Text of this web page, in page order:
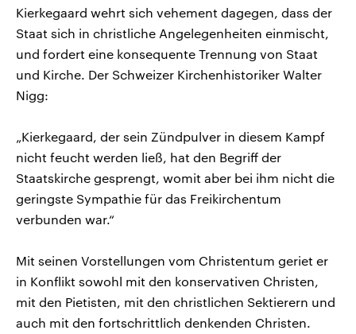
Kierkegaard wehrt sich vehement dagegen, dass der
Staat sich in christliche Angelegenheiten einmischt,
und fordert eine konsequente Trennung von Staat
und Kirche. Der Schweizer Kirchenhistoriker Walter
Nigg:
„Kierkegaard, der sein Zündpulver in diesem Kampf
nicht feucht werden ließ, hat den Begriff der
Staatskirche gesprengt, womit aber bei ihm nicht die
geringste Sympathie für das Freikirchentum
verbunden war.“
Mit seinen Vorstellungen vom Christentum geriet er
in Konflikt sowohl mit den konservativen Christen,
mit den Pietisten, mit den christlichen Sektierern und
auch mit den fortschrittlich denkenden Christen.